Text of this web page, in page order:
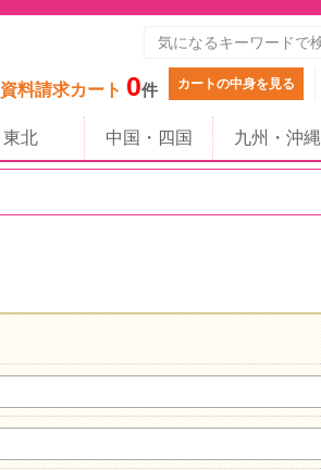
資料請求カート 0件 カートの中身を見る
東北 中国・四国 九州・沖縄